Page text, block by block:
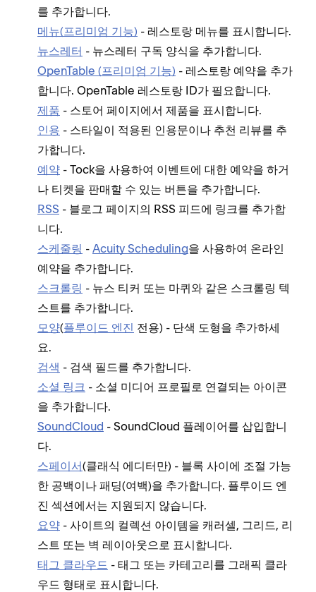
를 추가합니다.
메뉴(프리미엄 기능) - 레스토랑 메뉴를 표시합니다.
뉴스레터 - 뉴스레터 구독 양식을 추가합니다.
OpenTable (프리미엄 기능) - 레스토랑 예약을 추가
합니다. OpenTable 레스토랑 ID가 필요합니다.
제품 - 스토어 페이지에서 제품을 표시합니다.
인용 - 스타일이 적용된 인용문이나 추천 리뷰를 추
가합니다.
예약 - Tock을 사용하여 이벤트에 대한 예약을 하거
나 티켓을 판매할 수 있는 버튼을 추가합니다.
RSS - 블로그 페이지의 RSS 피드에 링크를 추가합
니다.
스케줄링 - Acuity Scheduling을 사용하여 온라인
예약을 추가합니다.
스크롤링 - 뉴스 티커 또는 마퀴와 같은 스크롤링 텍
스트를 추가합니다.
모양(플루이드 엔진 전용) - 단색 도형을 추가하세
요.
검색 - 검색 필드를 추가합니다.
소셜 링크 - 소셜 미디어 프로필로 연결되는 아이콘
을 추가합니다.
SoundCloud - SoundCloud 플레이어를 삽입합니
다.
스페이서(클래식 에디터만) - 블록 사이에 조절 가능
한 공백이나 패딩(여백)을 추가합니다. 플루이드 엔
진 섹션에서는 지원되지 않습니다.
요약 - 사이트의 컬렉션 아이템을 캐러셀, 그리드, 리
스트 또는 벽 레이아웃으로 표시합니다.
태그 클라우드 - 태그 또는 카테고리를 그래픽 클라
우드 형태로 표시합니다.